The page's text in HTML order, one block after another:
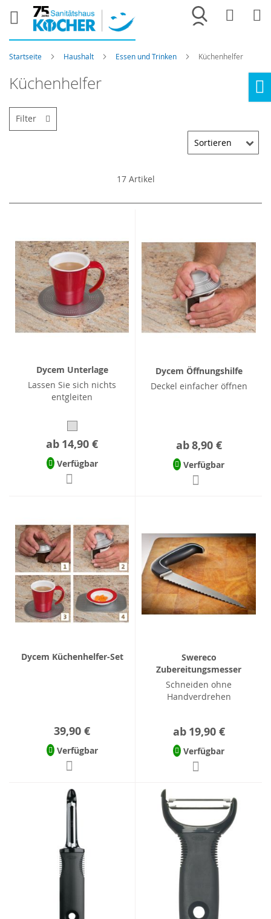
Merkliste
Startseite Haushalt Essen und Trinken Küchenhelfer
Küchenhelfer
17Artikel
Dycem Unterlage
Lassen Sie sich nichts
entgleiten
ab 14,90 €
Verfügbar
Dycem Öffnungshilfe
Deckel einfacher öffnen
ab8,90 €
Verfügbar
Dycem Küchenhelfer-Set
39,90 €
Verfügbar
Swereco
Zubereitungsmesser
Schneiden ohne
Handverdrehen
ab 19,90 €
Verfügbar
Filter